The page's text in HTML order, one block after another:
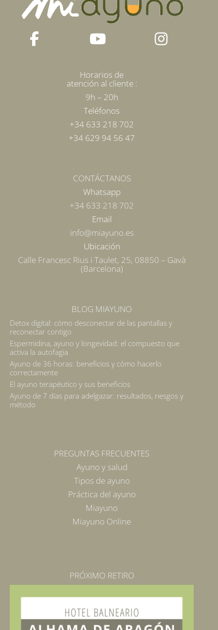
Horarios de
atención al cliente :
9h – 20h
Teléfonos
+34 633 218 702
+34 629 94 56 47
CONTÁCTANOS
Whatsapp
+34 633 218 702
Email
info@miayuno.es
Ubicación
Calle Francesc Rius i Taulet, 25, 08850 – Gavà
(Barcelona)
BLOG MIAYUNO
Detox digital: cómo desconectar de las pantallas y
reconectar contigo
Espermidina, ayuno y longevidad: el compuesto que
activa la autofagia
Ayuno de 36 horas: beneficios y cómo hacerlo
correctamente
El ayuno terapéutico y sus beneficios
Ayuno de 7 días para adelgazar: resultados, riesgos y
método
PREGUNTAS FRECUENTES
Ayuno y salud
Tipos de ayuno
Práctica del ayuno
Miayuno
Miayuno Online
PRÓXIMO RETIRO